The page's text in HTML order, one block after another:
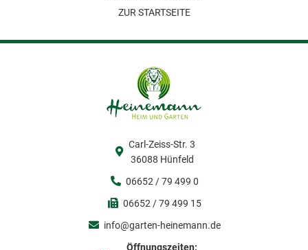
ZUR STARTSEITE
Carl-Zeiss-Str. 3
36088 Hünfeld
06652 / 79 499 0
06652 / 79 499 15
info@garten-heinemann.de
Öffnungszeiten: